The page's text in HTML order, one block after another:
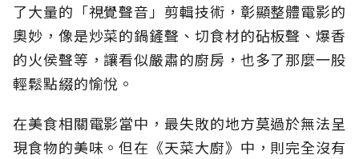
了大量的「視覺聲音」剪輯技術，彰顯整體電影的
奧妙，像是炒菜的鍋鏟聲、切食材的砧板聲、爆香
的火侯聲等，讓看似嚴肅的廚房，也多了那麼一股
輕鬆點綴的愉悅。
在美食相關電影當中，最失敗的地方莫過於無法呈
現食物的美味。但在《天菜大廚》中，則完全沒有